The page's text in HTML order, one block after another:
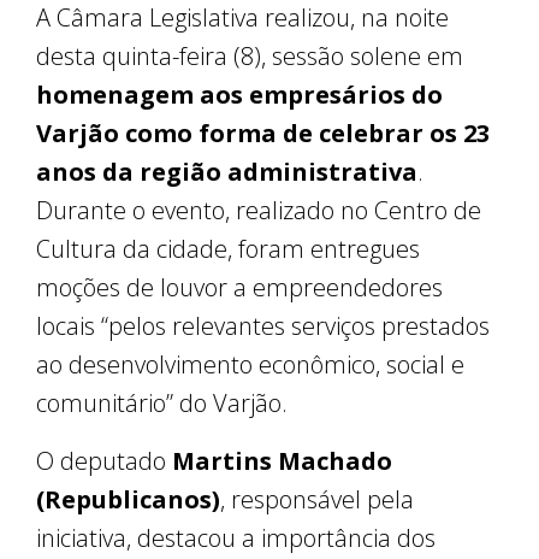
A Câmara Legislativa realizou, na noite
desta quinta-feira (8), sessão solene em
homenagem aos empresários do
Varjão como forma de celebrar os 23
anos da região administrativa.
Durante o evento, realizado no Centro de
Cultura da cidade, foram entregues
moções de louvor a empreendedores
locais “pelos relevantes serviços prestados
ao desenvolvimento econômico, social e
comunitário” do Varjão.
O deputado Martins Machado
(Republicanos), responsável pela
iniciativa, destacou a importância dos